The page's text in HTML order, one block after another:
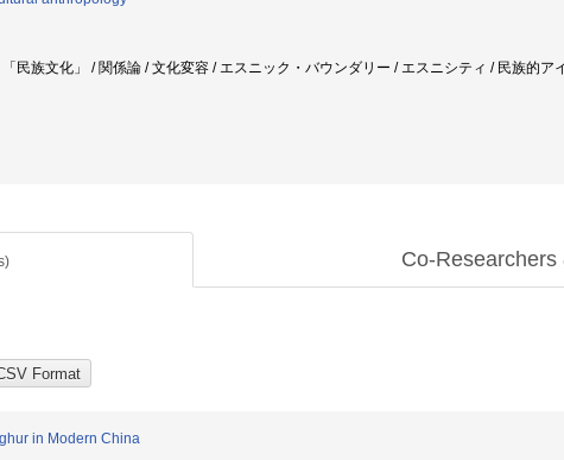
民族文化」 / 関係論 / 文化変容 / エスニック・バウンダリー / エスニシティ / 民族的ア
Co-Researchers
in Modern China